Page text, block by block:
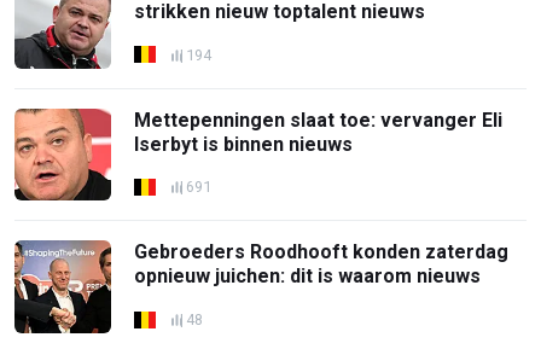
strikken nieuw toptalent nieuws
194
Mettepenningen slaat toe: vervanger Eli
Iserbyt is binnen nieuws
691
Gebroeders Roodhooft konden zaterdag
opnieuw juichen: dit is waarom nieuws
48